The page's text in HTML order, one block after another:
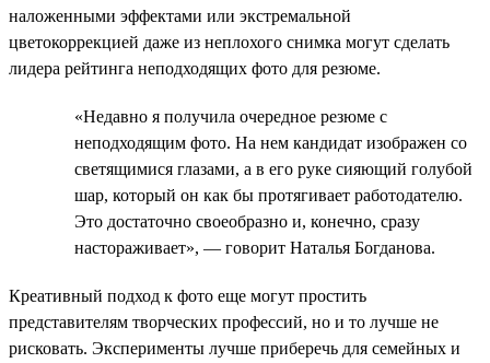
наложенными эффектами или экстремальной
цветокоррекцией даже из неплохого снимка могут сделать
лидера рейтинга неподходящих фото для резюме.
«Недавно я получила очередное резюме с
неподходящим фото. На нем кандидат изображен со
светящимися глазами, а в его руке сияющий голубой
шар, который он как бы протягивает работодателю.
Это достаточно своеобразно и, конечно, сразу
настораживает», — говорит Наталья Богданова.
Креативный подход к фото еще могут простить
представителям творческих профессий, но и то лучше не
рисковать. Эксперименты лучше приберечь для семейных и